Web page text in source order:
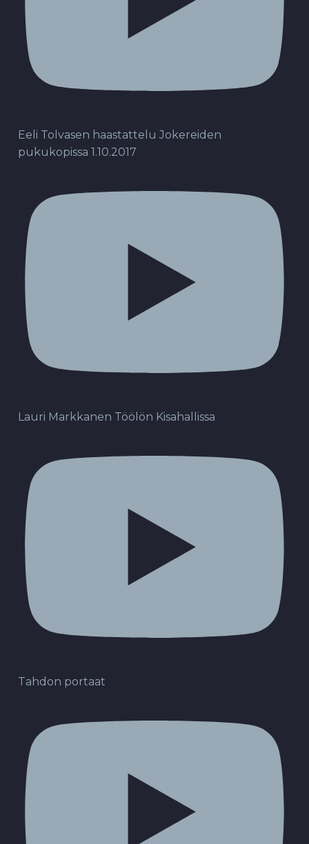
Eeli Tolvasen haastattelu Jokereiden
pukukopissa 1.10.2017
Lauri Markkanen Töölön Kisahallissa
Tahdon portaat